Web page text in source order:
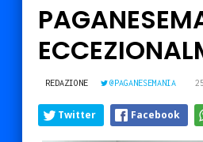
REDAZIONE @PAGANESEMANIA
Twitter Facebook